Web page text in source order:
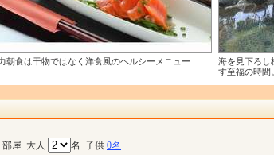
朝食は干物ではなく洋食風のヘルシーメニュー
海を見下ろし
す至福の時間。
部屋 大人 名 子供 0名